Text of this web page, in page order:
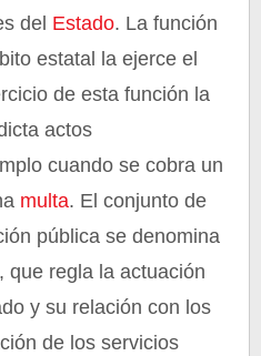
del Estado. La función
estatal la ejerce el
de esta función la
actos
cuando se cobra un
multa. El conjunto de
pública se denomina
que regla la actuación
y su relación con los
de los servicios